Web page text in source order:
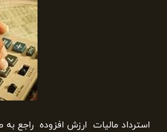
استرداد مالیات ارزش افزوده راجع